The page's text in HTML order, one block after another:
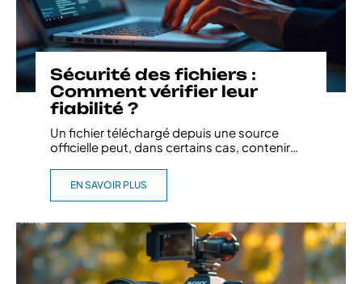
Sécurité des fichiers :
Comment vérifier leur
fiabilité ?
Un fichier téléchargé depuis une source
officielle peut, dans certains cas, contenir…
EN SAVOIR PLUS